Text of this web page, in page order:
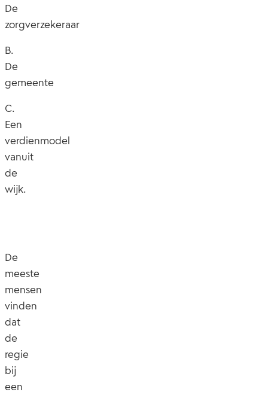
De
zorgverzekeraar
B.
De
gemeente
C.
Een
verdienmodel
vanuit
de
wijk.
De
meeste
mensen
vinden
dat
de
regie
bij
een